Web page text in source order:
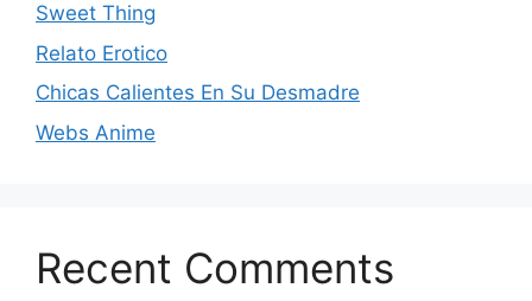
Sweet Thing
Relato Erotico
Chicas Calientes En Su Desmadre
Webs Anime
Recent Comments